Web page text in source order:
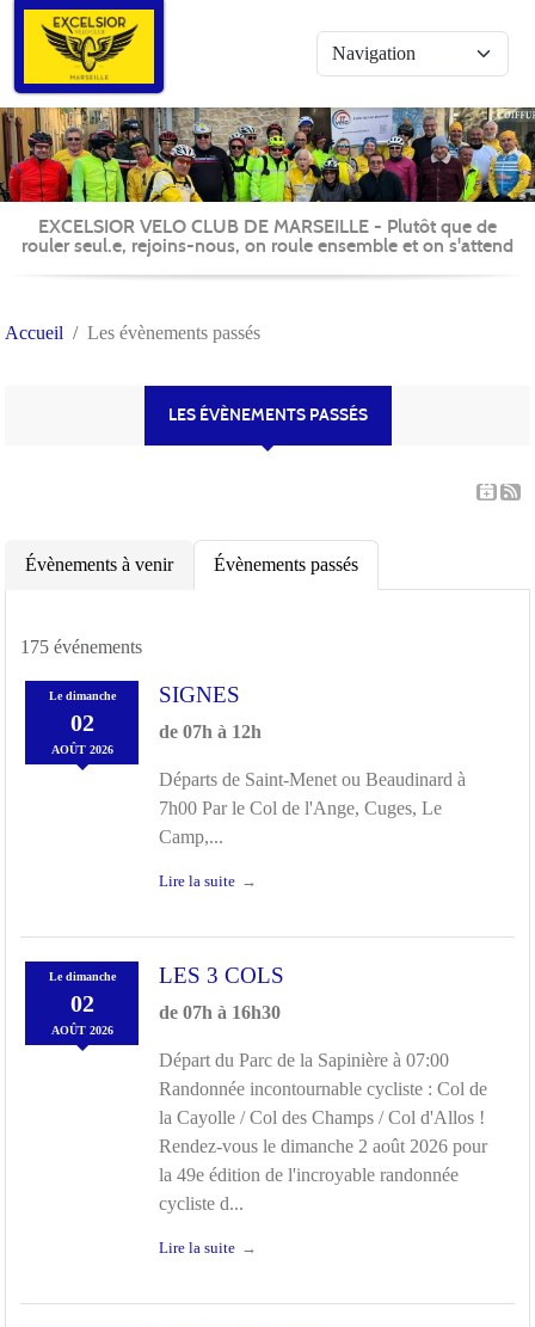
EXCELSIOR VELO CLUB DE MARSEILLE - Plutôt que de
rouler seul.e, rejoins-nous, on roule ensemble et on s'attend
Accueil Les évènements passés
LES ÉVÈNEMENTS PASSÉS
Évènements à venir Évènements passés
175 événements
Ledimanche
02
AOÛT 2026
SIGNES
de 07h à 12h
Départs de Saint-Menet ou Beaudinard à
7h00 Par le Col de l'Ange, Cuges, Le
Camp,...
Lire la suite
Ledimanche
02
AOÛT 2026
LES 3 COLS
de 07h à 16h30
Départ du Parc de la Sapinière à 07:00
Randonnée incontournable cycliste : Col de
la Cayolle / Col des Champs / Col d'Allos !
Rendez-vous le dimanche 2 août 2026 pour
la 49e édition de l'incroyable randonnée
cycliste d...
Lire la suite
Panneau de gestion des cookies